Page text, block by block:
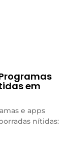
em
e apps
nítidas: